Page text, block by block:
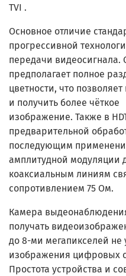
TVI .
Основное отличие
прогрессивной
передачи видеосигнала.
предполагает полное
цветности, что
и получить более чёткое
изображение. Также в
предварительной
последующим
амплитудной модуляции
коаксиальным линиям
сопротивлением 75 Ом.
Камера
получать
до 8-ми мегапикселей не
изображения цифровых
Простота устройства и